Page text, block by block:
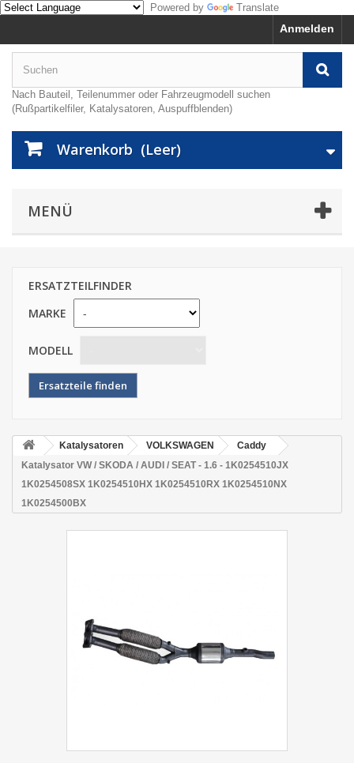
Powered by Translate
Anmelden
Nach Bauteil, Teilenummer oder Fahrzeugmodell suchen
(Rußpartikelfiler, Katalysatoren, Auspuffblenden)
Warenkorb (Leer)
MENÜ
ERSATZTEILFINDER
MARKE
MODELL
Katalysatoren VOLKSWAGEN
Caddy
Katalysator VW / SKODA / AUDI / SEAT - 1.6 - 1K0254510JX
1K0254508SX 1K0254510HX 1K0254510RX 1K0254510NX
1K0254500BX